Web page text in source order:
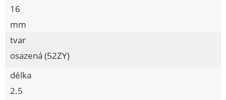
16
mm
tvar
osazená (52ZY)
délka
2.5